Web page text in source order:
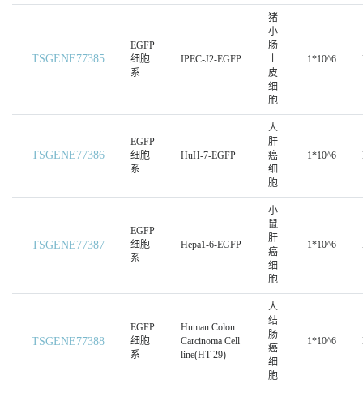
TSGENE77385
EGFP
细胞
系
IPEC-J2-EGFP
猪
小
肠
上
皮
细
胞
1*10^6
TSGENE77386
EGFP
细胞
系
HuH-7-EGFP
人
肝
癌
细
胞
1*10^6
TSGENE77387
EGFP
细胞
系
Hepa1-6-EGFP
小
鼠
肝
癌
细
胞
1*10^6
TSGENE77388
EGFP
细胞
系
Human Colon
Carcinoma Cell
line(HT-29)
人
结
肠
癌
细
胞
1*10^6